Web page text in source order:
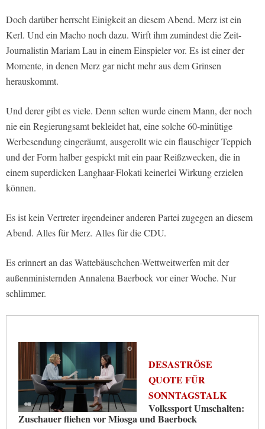
Doch darüber herrscht Einigkeit an diesem Abend. Merz ist ein
Kerl. Und ein Macho noch dazu. Wirft ihm zumindest die Zeit-
Journalistin Mariam Lau in einem Einspieler vor. Es ist einer der
Momente, in denen Merz gar nicht mehr aus dem Grinsen
herauskommt.
Und derer gibt es viele. Denn selten wurde einem Mann, der noch
nie ein Regierungsamt bekleidet hat, eine solche 60-minütige
Werbesendung eingeräumt, ausgerollt wie ein flauschiger Teppich
und der Form halber gespickt mit ein paar Reißzwecken, die in
einem superdicken Langhaar-Flokati keinerlei Wirkung erzielen
können.
Es ist kein Vertreter irgendeiner anderen Partei zugegen an diesem
Abend. Alles für Merz. Alles für die CDU.
Es erinnert an das Wattebäuschchen-Wettweitwerfen mit der
außenministernden Annalena Baerbock vor einer Woche. Nur
schlimmer.
DESASTRÖSE
QUOTE FÜR
SONNTAGSTALK
Volkssport Umschalten:
Zuschauer fliehen vor Miosga und Baerbock